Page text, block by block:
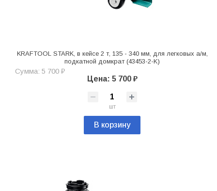
KRAFTOOL STARK, в кейсе 2 т, 135 - 340 мм, для легковых а/м,
подкатной домкрат (43453-2-K)
Сумма: 5 700 ₽
Цена: 5 700 ₽
шт
В корзину